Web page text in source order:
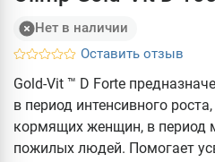
Нет в наличии
Оставить отзыв
Gold-Vit ™ D Forte
в период интенсивного
кормящих женщин, в период
пожилых людей. Помогает